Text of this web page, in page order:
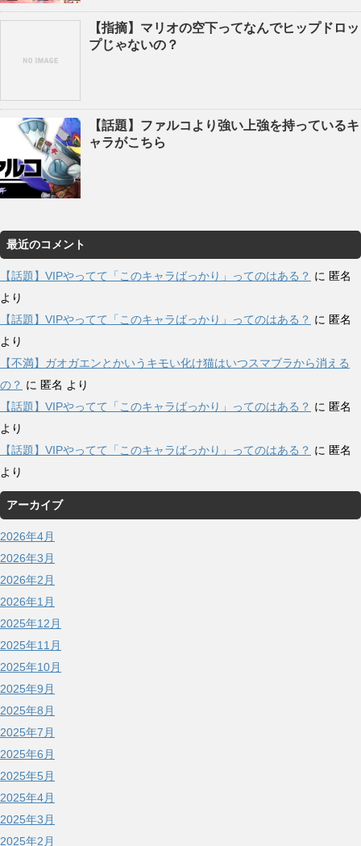
【指摘】マリオの空下ってなんでヒップドロッ
プじゃないの？
【話題】ファルコより強い上強を持っているキ
ャラがこちら
最近のコメント
【話題】VIPやってて「このキャラばっかり」ってのはある？ に 匿名
より
【話題】VIPやってて「このキャラばっかり」ってのはある？ に 匿名
より
【不満】ガオガエンとかいうキモい化け猫はいつスマブラから消える
の？ に 匿名 より
【話題】VIPやってて「このキャラばっかり」ってのはある？ に 匿名
より
【話題】VIPやってて「このキャラばっかり」ってのはある？ に 匿名
より
アーカイブ
2026年4月
2026年3月
2026年2月
2026年1月
2025年12月
2025年11月
2025年10月
2025年9月
2025年8月
2025年7月
2025年6月
2025年5月
2025年4月
2025年3月
2025年2月